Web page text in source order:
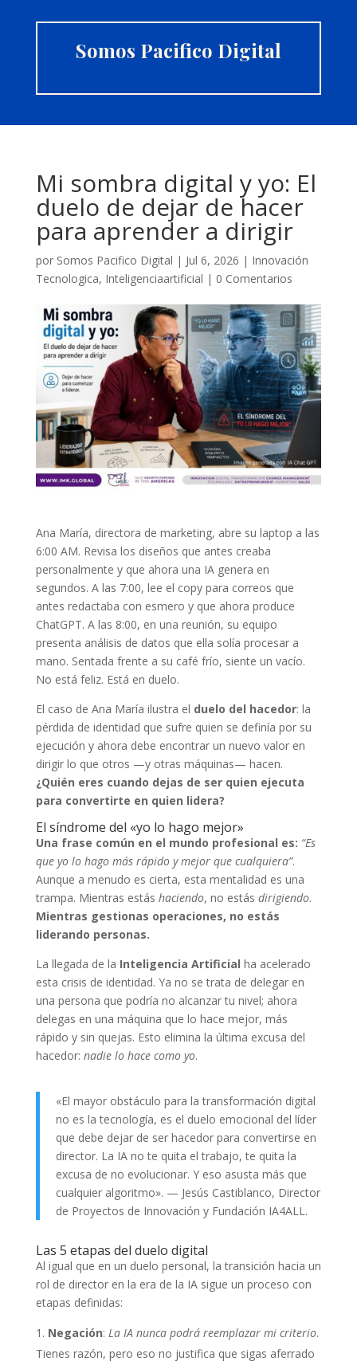
Somos Pacifico Digital
Mi sombra digital y yo: El
duelo de dejar de hacer
para aprender a dirigir
por Somos Pacifico Digital | Jul 6, 2026 | Innovación
Tecnologica, Inteligenciaartificial | 0 Comentarios
Ana María, directora de marketing, abre su laptop a las
6:00 AM. Revisa los diseños que antes creaba
personalmente y que ahora una IA genera en
segundos. A las 7:00, lee el copy para correos que
antes redactaba con esmero y que ahora produce
ChatGPT. A las 8:00, en una reunión, su equipo
presenta análisis de datos que ella solía procesar a
mano. Sentada frente a su café frío, siente un vacío.
No está feliz. Está en duelo.
El caso de Ana María ilustra el duelo del hacedor: la
pérdida de identidad que sufre quien se definía por su
ejecución y ahora debe encontrar un nuevo valor en
dirigir lo que otros —y otras máquinas— hacen.
¿Quién eres cuando dejas de ser quien ejecuta
para convertirte en quien lidera?
El síndrome del «yo lo hago mejor»
Una frase común en el mundo profesional es: “Es
que yo lo hago más rápido y mejor que cualquiera”.
Aunque a menudo es cierta, esta mentalidad es una
trampa. Mientras estás haciendo, no estás dirigiendo.
Mientras gestionas operaciones, no estás
liderando personas.
La llegada de la Inteligencia Artificial ha acelerado
esta crisis de identidad. Ya no se trata de delegar en
una persona que podría no alcanzar tu nivel; ahora
delegas en una máquina que lo hace mejor, más
rápido y sin quejas. Esto elimina la última excusa del
hacedor: nadie lo hace como yo.
«El mayor obstáculo para la transformación digital
no es la tecnología, es el duelo emocional del líder
que debe dejar de ser hacedor para convertirse en
director. La IA no te quita el trabajo, te quita la
excusa de no evolucionar. Y eso asusta más que
cualquier algoritmo». — Jesús Castiblanco, Director
de Proyectos de Innovación y Fundación IA4ALL.
Las 5 etapas del duelo digital
Al igual que en un duelo personal, la transición hacia un
rol de director en la era de la IA sigue un proceso con
etapas definidas:
Negación: La IA nunca podrá reemplazar mi criterio.
Tienes razón, pero eso no justifica que sigas aferrado